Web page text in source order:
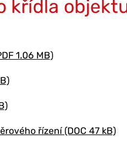
křídla
1.06 MB)
řízení (DOC 47 kB)